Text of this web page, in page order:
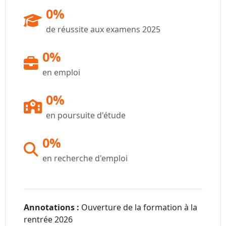
0%
de réussite aux examens 2025
0%
en emploi
0%
en poursuite d'étude
0%
en recherche d'emploi
Annotations : Ouverture de la formation à la
rentrée 2026